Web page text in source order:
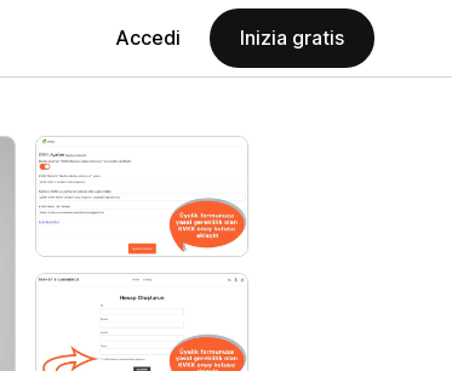
Accedi Inizia gratis